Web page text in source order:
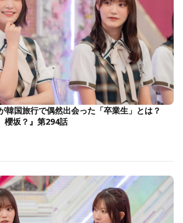
韓国旅行で偶然出会った「卒業生」とは？
櫻坂？』第294話